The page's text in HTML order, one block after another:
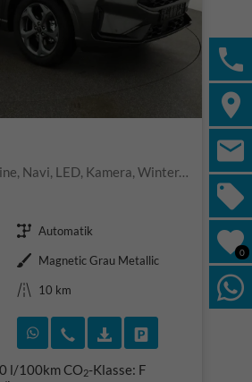
ST-Line 1.5 EcoBoost ST-Line, Navi, LED, Kamera, Winter, FS beheizbar
Getriebe Automatik
Außenfarbe Magnetic Grau Metallic
Kilometerstand 10 km
Rückruf vereinbaren
Wir rufen Sie an
Fahrzeugexposé
l/100kmCO2-Klasse: F
0